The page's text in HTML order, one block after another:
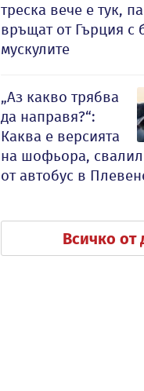
треска вече е тук,
връщат от Гърция с
мускулите
„Аз какво трябва
да направя?“:
Каква е версията
на шофьора, свалил
от автобус в
Всичко от